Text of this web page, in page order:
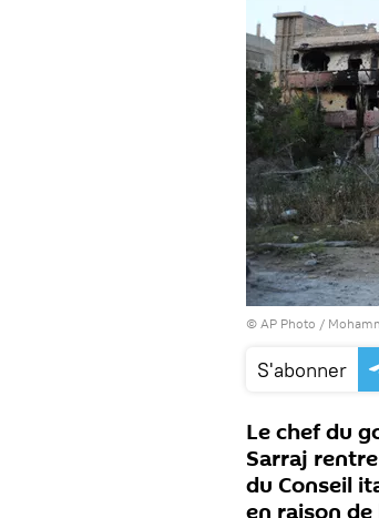
© AP Photo /
S'abonner
Le chef du
Sarraj
du Conseil